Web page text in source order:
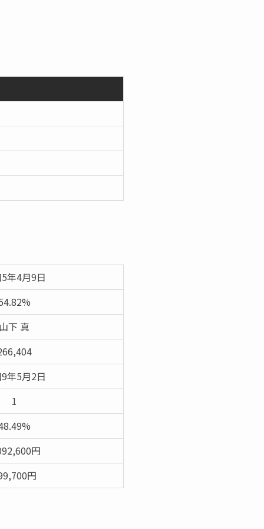
年4月9日
山下 真
年5月2日
1
円
円